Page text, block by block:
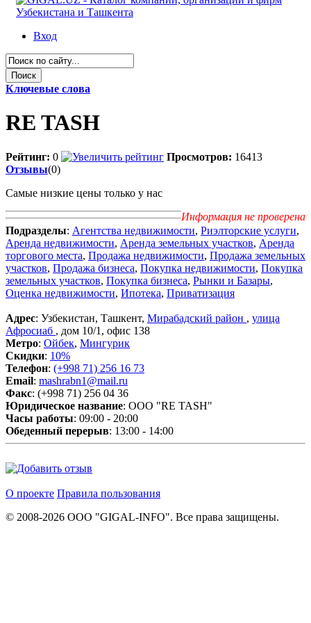
Вход
Ключевые слова
RE TASH
Рейтинг: 0 Просмотров: 16413
Отзывы(0)
Самые низкие цены только у нас
Информация не проверена
Подразделы: Агентства недвижимости, Риэлторские услуги,
Аренда недвижимости, Аренда земельных участков, Аренда
торгового места, Продажа недвижимости, Продажа земельных
участков, Продажа бизнеса, Покупка недвижимости, Покупка
земельных участков, Покупка бизнеса, Рынки и Базары,
Оценка недвижимости, Ипотека, Приватизация
Адрес: Узбекистан, Ташкент, Мирабадский район , улица
Афросиаб , дом 10/1, офис 138
Метро: Ойбек, Мингурик
Скидки: 10%
Телефон: (+998 71) 256 16 73
Email: mashrabn1@mail.ru
Факс: (+998 71) 256 04 36
Юридическое название: ООО "RE TASH"
Часы работы: 09:00 - 20:00
Обеденный перерыв: 13:00 - 14:00
О проекте Правила пользования
© 2008-2026 ООО "GIGAL-INFO". Все права защищены.